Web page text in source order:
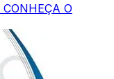
CONHEÇA O